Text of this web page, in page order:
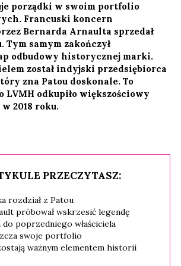
porządki w swoim portfolio
Francuski koncern
Bernarda Arnaulta sprzedał
Tym samym zakończył
odbudowy historycznej marki.
został indyjski przedsiębiorca
zna Patou doskonale. To
LVMH odkupiło większościowy
2018 roku.
PRZECZYTASZ:
rozdział z Patou
próbował wskrzesić legendę
do poprzedniego właściciela
swoje portfolio
ważnym elementem historii